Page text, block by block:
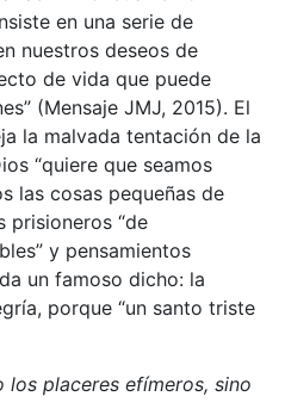
en una serie de
nuestros deseos de
de vida que puede
(Mensaje JMJ, 2015). El
la malvada tentación de la
“quiere que seamos
las cosas pequeñas de
prisioneros “de
y pensamientos
un famoso dicho: la
porque “un santo triste
los placeres efímeros, sino